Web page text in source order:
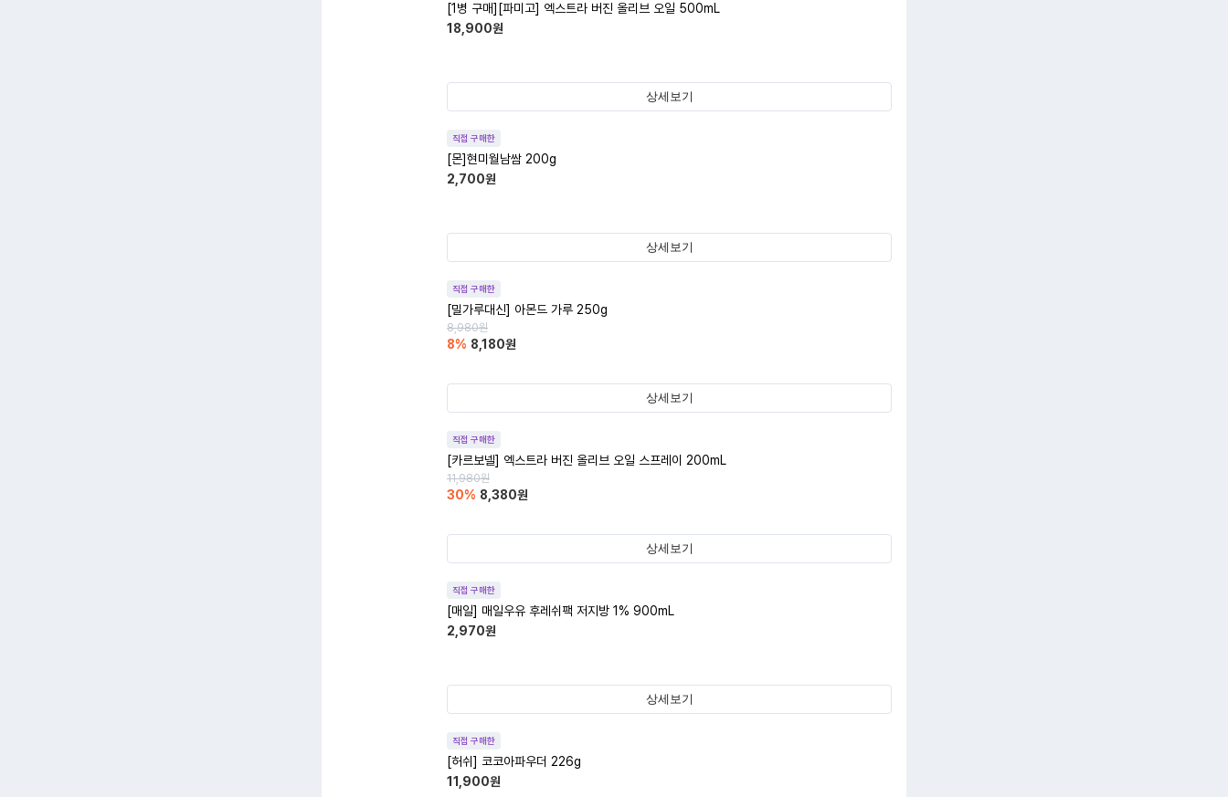
[1병 구매][파미고] 엑스트라 버진 올리브 오일 500mL
18,900원
상세보기
직접 구매한
[몬]현미월남쌈 200g
2,700원
상세보기
직접 구매한
[밀가루대신] 아몬드 가루 250g
8,980원
8% 8,180원
상세보기
직접 구매한
[카르보넬] 엑스트라 버진 올리브 오일 스프레이 200mL
11,980원
30% 8,380원
상세보기
직접 구매한
[매일] 매일우유 후레쉬팩 저지방 1% 900mL
2,970원
상세보기
직접 구매한
[허쉬] 코코아파우더 226g
11,900원